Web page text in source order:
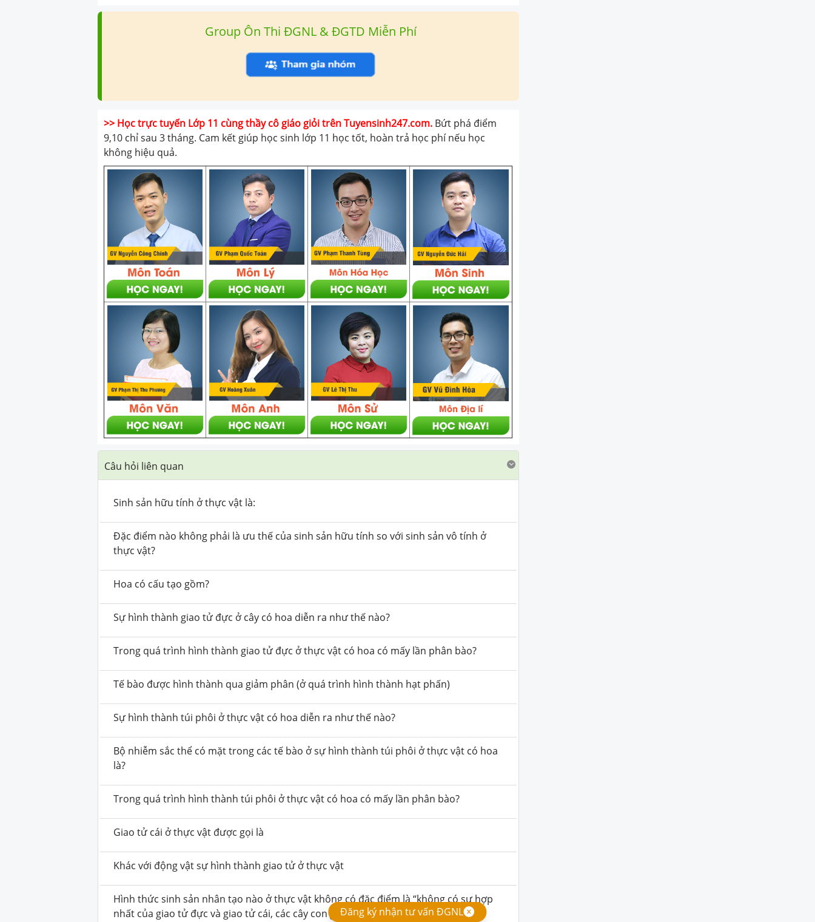
Group Ôn Thi ĐGNL & ĐGTD Miễn Phí
>> Học trực tuyến Lớp 11 cùng thầy cô giáo giỏi trên Tuyensinh247.com. Bứt phá điểm
9,10 chỉ sau 3 tháng. Cam kết giúp học sinh lớp 11 học tốt, hoàn trả học phí nếu học
không hiệu quả.
Câu hỏi liên quan
Sinh sản hữu tính ở thực vật là:
Đặc điểm nào không phải là ưu thế của sinh sản hữu tính so với sinh sản vô tính ở
thực vật?
Hoa có cấu tạo gồm?
Sự hình thành giao tử đực ở cây có hoa diễn ra như thế nào?
Trong quá trình hình thành giao tử đực ở thực vật có hoa có mấy lần phân bào?
Tế bào được hình thành qua giảm phân (ở quá trình hình thành hạt phấn)
Sự hình thành túi phôi ở thực vật có hoa diễn ra như thế nào?
Bộ nhiễm sắc thể có mặt trong các tế bào ở sự hình thành túi phôi ở thực vật có hoa
là?
Trong quá trình hình thành túi phôi ở thực vật có hoa có mấy lần phân bào?
Giao tử cái ở thực vật được gọi là
Khác với động vật sự hình thành giao tử ở thực vật
Hình thức sinh sản nhân tạo nào ở thực vật không có đặc điểm là “không có sự hợp
nhất của giao tử đực và giao tử cái, các cây con giống nhau và giống cây mẹ”?
Đăng ký nhận tư vấn ĐGNL